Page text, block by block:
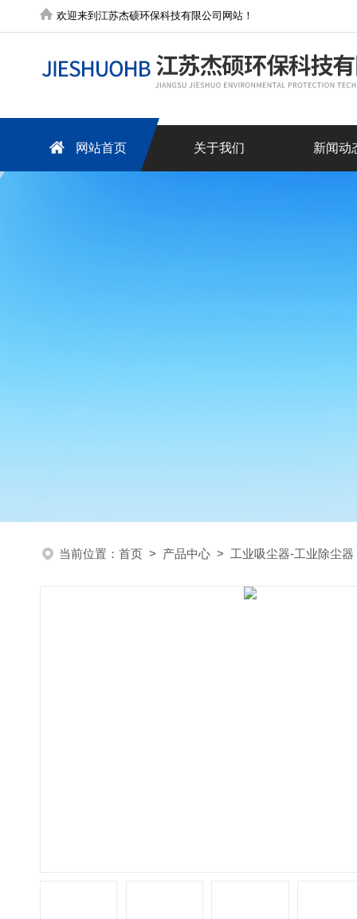
欢迎来到江苏杰硕环保科技有限公司网站！
网站首页 关于我们 新闻动
当前位置： 首页 > 产品中心 > 工业吸尘器-工业除尘器